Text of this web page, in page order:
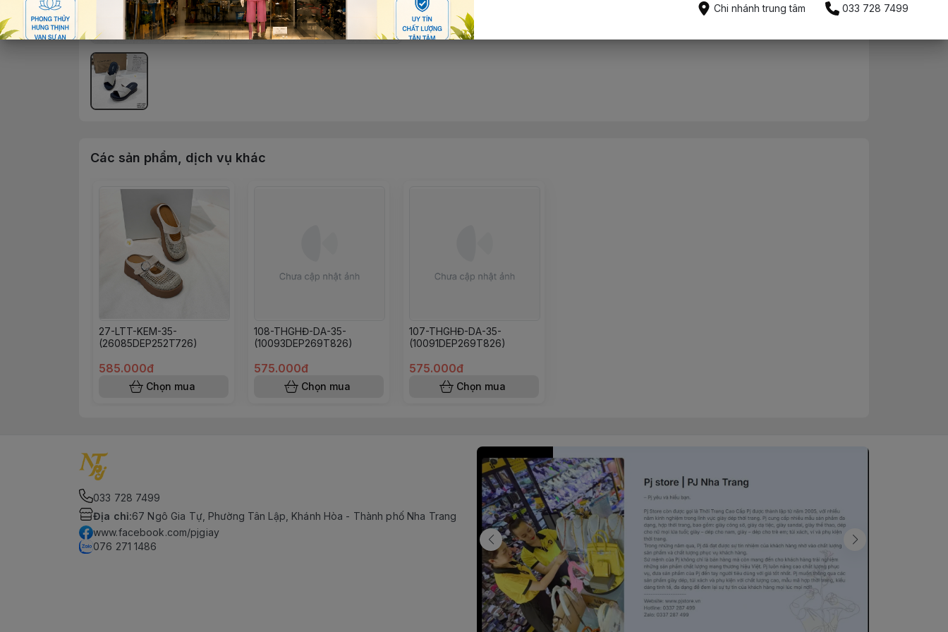
Các sản phẩm, dịch vụ khác
27-LTT-KEM-35-
(26085DEP252T726)
585.000đ
Chọn mua
108-THGHĐ-DA-35-
(10093DEP269T826)
575.000đ
Chọn mua
107-THGHĐ-DA-35-
(10091DEP269T826)
575.000đ
Chọn mua
033 728 7499
Địa chỉ:67 Ngô Gia Tự, Phường Tân Lập, Khánh Hòa - Thành phố Nha Trang
www.facebook.com/pjgiay
076 271 1486
Chi nhánh trung tâm 033 728 7499